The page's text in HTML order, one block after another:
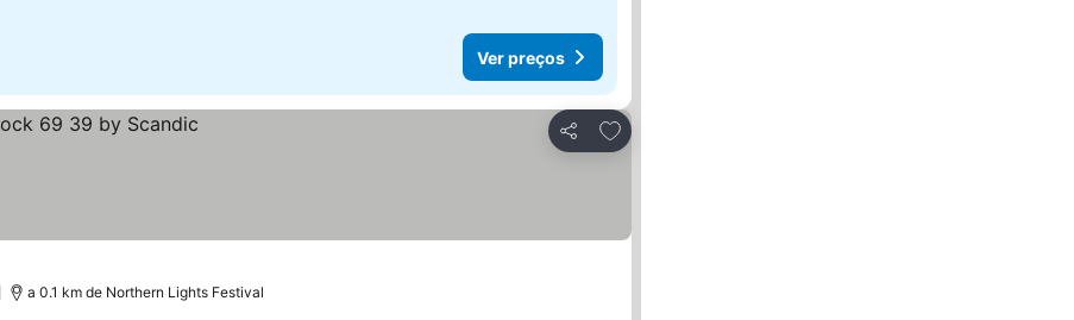
Ver preços
Partilhar
Adicionar aos favoritos
a 0.1 km de Northern Lights Festival